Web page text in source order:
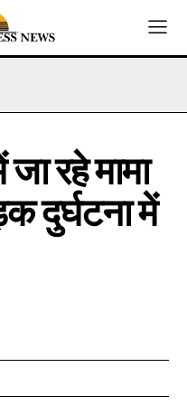
रहे मामा
दुर्घटना में